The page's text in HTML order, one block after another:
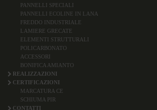
PANNELLI SPECIALI
PANNELLI ECOLINE IN LANA
FREDDO INDUSTRIALE
LAMIERE GRECATE
ELEMENTI STRUTTURALI
POLICARBONATO
ACCESSORI
BONIFICA AMIANTO
REALIZZAZIONI
CERTIFICAZIONI
MARCATURA CE
SCHIUMA PIR
CONTATTI